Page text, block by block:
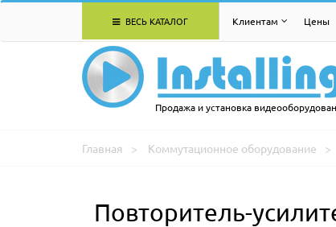
ВЕСЬ КАТАЛОГ Клиентам Цены
Продажа и установка
Главная Коммутационное оборудование
Повторитель-